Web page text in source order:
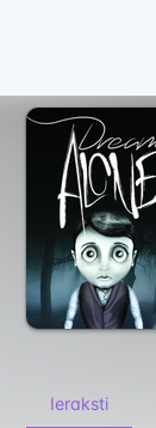
Ieraksti